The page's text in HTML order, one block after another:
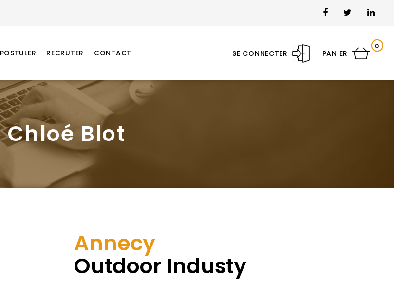
SE CONNECTER PANIER
0
POSTULER RECRUTER CONTACT
Chloé Blot
Annecy
Outdoor Industy